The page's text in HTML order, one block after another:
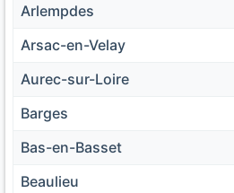
Arlempdes
Arsac-en-Velay
Aurec-sur-Loire
Barges
Bas-en-Basset
Beaulieu